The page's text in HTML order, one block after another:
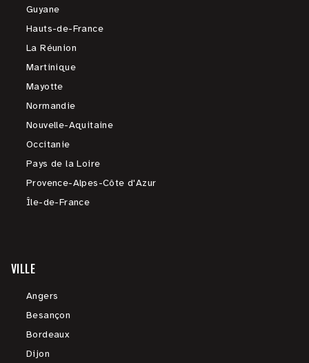
Guyane
Hauts-de-France
La Réunion
Martinique
Mayotte
Normandie
Nouvelle-Aquitaine
Occitanie
Pays de la Loire
Provence-Alpes-Côte d'Azur
Île-de-France
VILLE
Angers
Besançon
Bordeaux
Dijon